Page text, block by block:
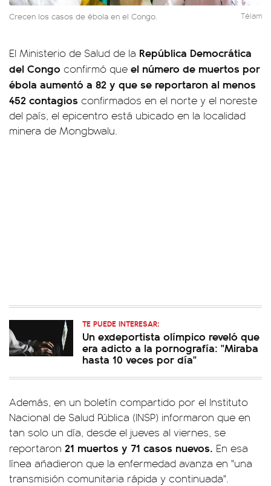
Crecen los casos de ébola en el Congo. Télam
El Ministerio de Salud de la República Democrática
del Congo confirmó que el número de muertos por
ébola aumentó a 82 y que se reportaron al menos
452 contagios confirmados en el norte y el noreste
del país, el epicentro está ubicado en la localidad
minera de Mongbwalu.
TE PUEDE INTERESAR:
Un exdeportista olímpico reveló que
era adicto a la pornografía: "Miraba
hasta 10 veces por día"
Además, en un boletín compartido por el Instituto
Nacional de Salud Pública (INSP) informaron que en
tan solo un día, desde el jueves al viernes, se
reportaron 21 muertos y 71 casos nuevos. En esa
línea añadieron que la enfermedad avanza en "una
transmisión comunitaria rápida y continuada".